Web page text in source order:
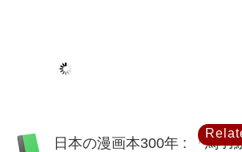
日本の漫画本300年 : 「鳥羽